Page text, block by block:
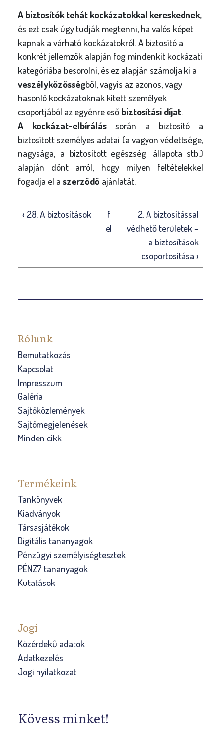
A biztosítók tehát kockázatokkal kereskednek,
és ezt csak úgy tudják megtenni, ha valós képet
kapnak a várható kockázatokról. A biztosító a
konkrét jellemzők alapján fog mindenkit kockázati
kategóriába besorolni, és ez alapján számolja ki a
veszélyközösségből, vagyis az azonos, vagy
hasonló kockázatoknak kitett személyek
csoportjából az egyénre eső biztosítási díjat.
A kockázat-elbírálás során a biztosító a
biztosított személyes adatai (a vagyon védettsége,
nagysága, a biztosított egészségi állapota stb.)
alapján dönt arról, hogy milyen feltételekkel
fogadja el a szerződő ajánlatát.
‹ 28. A biztosítások
f
el
2. A biztosítással
védhető területek –
a biztosítások
csoportosítása ›
Rólunk
Bemutatkozás
Kapcsolat
Impresszum
Galéria
Sajtóközlemények
Sajtómegjelenések
Minden cikk
Termékeink
Tankönyvek
Kiadványok
Társasjátékok
Digitális tananyagok
Pénzügyi személyiségtesztek
PÉNZ7 tananyagok
Kutatások
Jogi
Közérdekű adatok
Adatkezelés
Jogi nyilatkozat
Kövess minket!